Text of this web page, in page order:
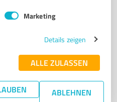
Marketing
Details zeigen
ALLE ZULASSEN
ABLEHNEN
Öhringen